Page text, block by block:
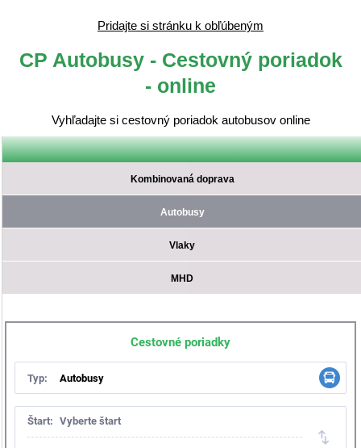
Pridajte si stránku k obľúbeným
CP Autobusy - Cestovný poriadok
- online
Vyhľadajte si cestovný poriadok autobusov online
Kombinovaná doprava
Autobusy
Vlaky
MHD